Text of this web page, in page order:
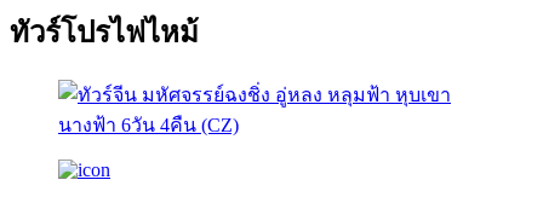
ทัวร์โปรไฟไหม้